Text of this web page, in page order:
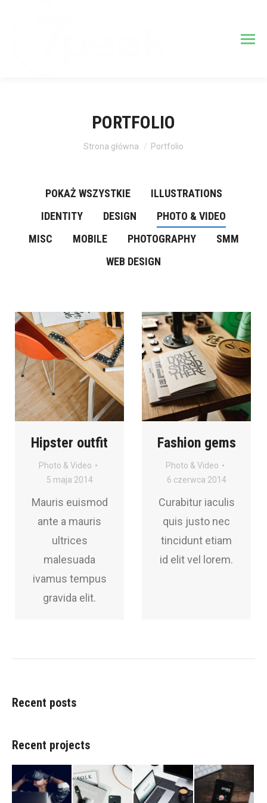
PORTFOLIO
Jesteś tutaj:
Strona główna Portfolio
POKAŻ WSZYSTKIE
ILLUSTRATIONS
IDENTITY
DESIGN
PHOTO & VIDEO
MISC
MOBILE PHOTOGRAPHY
SMM
WEB DESIGN
Hipster outfit
Photo & Video
5 maja 2014
Mauris euismod
ante a mauris
ultrices
malesuada
ivamus tempus
gravida elit.
Fashion gems
Photo & Video
6 czerwca 2014
Curabitur iaculis
quis justo nec
tincidunt etiam
id elit vel lorem.
Recent posts
Recent projects